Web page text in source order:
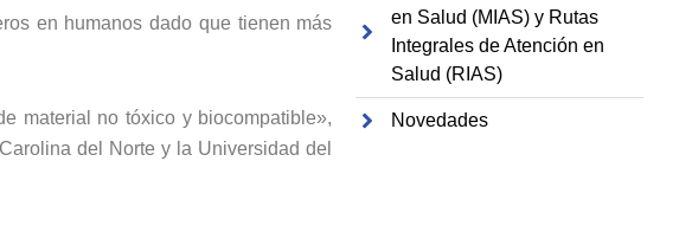
en humanos dado que tienen más
material no tóxico y biocompatible»,
del Norte y la Universidad del
en Salud (MIAS) y Rutas
Integrales de Atención en
Salud (RIAS)
Novedades